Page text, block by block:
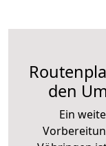
den
Ein